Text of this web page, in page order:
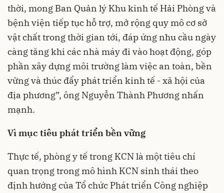
thời, mong Ban Quản lý Khu kinh tế Hải Phòng và
bệnh viện tiếp tục hỗ trợ, mở rộng quy mô cơ sở
vật chất trong thời gian tới, đáp ứng nhu cầu ngày
càng tăng khi các nhà máy đi vào hoạt động, góp
phần xây dựng môi trường làm việc an toàn, bền
vững và thúc đẩy phát triển kinh tế - xã hội của
địa phương”, ông Nguyễn Thành Phương nhấn
mạnh.
Vì mục tiêu phát triển bền vững
Thực tế, phòng y tế trong KCN là một tiêu chí
quan trọng trong mô hình KCN sinh thái theo
định hướng của Tổ chức Phát triển Công nghiệp